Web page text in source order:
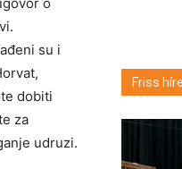
su i
dobiti
za
udruzi.
Friss